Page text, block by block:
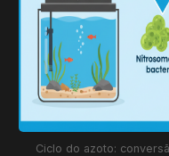
Ciclo do azoto: